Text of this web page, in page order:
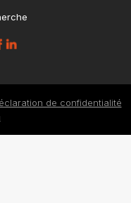
de confidentialité